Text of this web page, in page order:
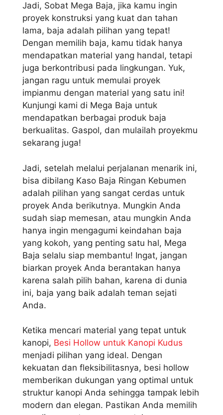
Jadi, Sobat Mega Baja, jika kamu ingin
proyek konstruksi yang kuat dan tahan
lama, baja adalah pilihan yang tepat!
Dengan memilih baja, kamu tidak hanya
mendapatkan material yang handal, tetapi
juga berkontribusi pada lingkungan. Yuk,
jangan ragu untuk memulai proyek
impianmu dengan material yang satu ini!
Kunjungi kami di Mega Baja untuk
mendapatkan berbagai produk baja
berkualitas. Gaspol, dan mulailah proyekmu
sekarang juga!
Jadi, setelah melalui perjalanan menarik ini,
bisa dibilang Kaso Baja Ringan Kebumen
adalah pilihan yang sangat cerdas untuk
proyek Anda berikutnya. Mungkin Anda
sudah siap memesan, atau mungkin Anda
hanya ingin mengagumi keindahan baja
yang kokoh, yang penting satu hal, Mega
Baja selalu siap membantu! Ingat, jangan
biarkan proyek Anda berantakan hanya
karena salah pilih bahan, karena di dunia
ini, baja yang baik adalah teman sejati
Anda.
Ketika mencari material yang tepat untuk
kanopi, Besi Hollow untuk Kanopi Kudus
menjadi pilihan yang ideal. Dengan
kekuatan dan fleksibilitasnya, besi hollow
memberikan dukungan yang optimal untuk
struktur kanopi Anda sehingga tampak lebih
modern dan elegan. Pastikan Anda memilih